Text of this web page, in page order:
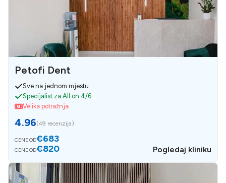
Petofi Dent
Sve na jednom mjestu
Specijalist za All on 4/6
Velika potražnja
4.96(49 recenzija)
CENE OD€683
CENE OD€820 Pogledaj kliniku